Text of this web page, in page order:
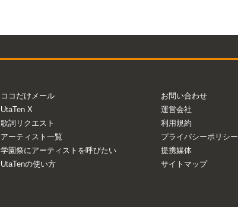
ココだけメール
UtaTen X
歌詞リクエスト
アーティスト一覧
学園祭にアーティストを呼びたい
UtaTenの使い方
お問い合わせ
運営会社
利用規約
プライバシーポリシー
提携媒体
サイトマップ